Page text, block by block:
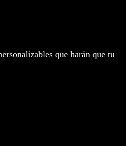
que harán que tu